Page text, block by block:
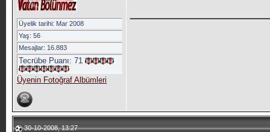
Üyelik tarihi: Mar 2008
Yaş: 56
Mesajlar: 16.883
Tecrübe Puanı: 71
Üyenin Fotoğraf Albümleri
30-10-2008, 13:27